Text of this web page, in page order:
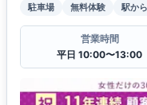
駐車場 無料体験 駅か
営業時間
平日 10:00〜13:00